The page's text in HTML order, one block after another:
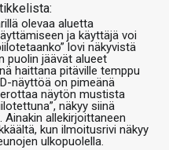
olevaa aluetta
ja käyttäjä voi
lovi näkyvistä
puolin jäävät alueet
haittana pitäville temppu
näyttöä on pimeänä
näytön mustista
näkyy siinä
allekirjoittaneen
kun ilmoitusrivi näkyy
ulkopuolella.